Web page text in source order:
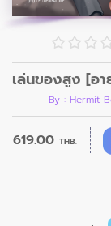
By : Hermit
619.00 THB.